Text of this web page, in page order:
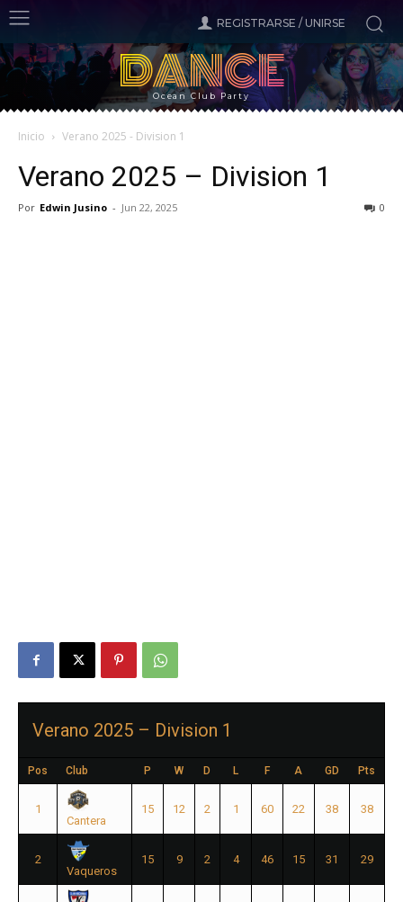
REGISTRARSE / UNIRSE
DANCE
Ocean Club Party
Inicio Verano 2025 - Division 1
Verano 2025 – Division 1
Por Edwin Jusino - Jun 22, 2025 0
Verano 2025 – Division 1
Pos Club P W D L F A GD Pts
1
Cantera
15 12 2 1 60 22 38 38
2
Vaqueros
15 9 2 4 46 15 31 29